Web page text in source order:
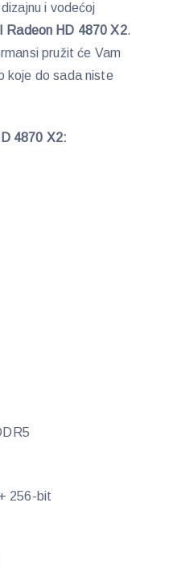
i vodećoj
Radeon HD 4870 X2.
pružit će Vam
koje do sada niste
4870 X2:
256-bit